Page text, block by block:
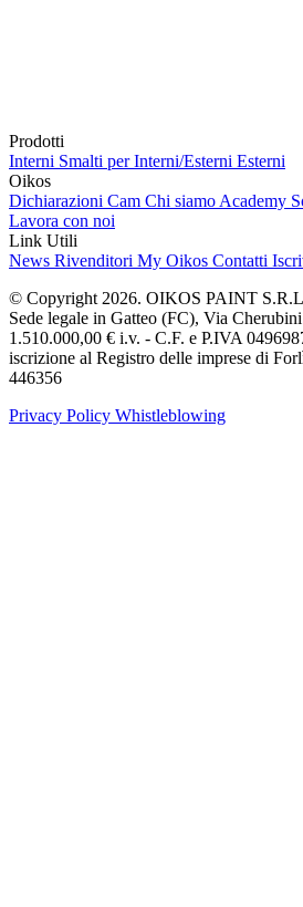
Prodotti
Interni Smalti per Interni/Esterni Esterni
Oikos
Dichiarazioni Cam Chi siamo Academy
Lavora con noi
Link Utili
News Rivenditori My Oikos Contatti
© Copyright 2026. OIKOS PAINT
Sede legale in Gatteo (FC), Via
1.510.000,00 € i.v. - C.F. e P.IVA
iscrizione al Registro delle imprese di
446356
Privacy Policy Whistleblowing